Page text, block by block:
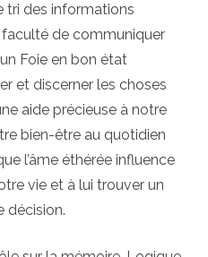
tri des informations
faculté de communiquer
Foie en bon état
et discerner les choses
aide précieuse à notre
bien-être au quotidien
l’âme éthérée influence
vie et à lui trouver un
décision.